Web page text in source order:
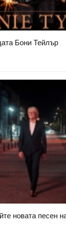
Бони Тейлър
новата песен